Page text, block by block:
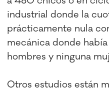
industrial donde la
prácticamente nula
mecánica donde
hombres y ninguna
Otros estudios están